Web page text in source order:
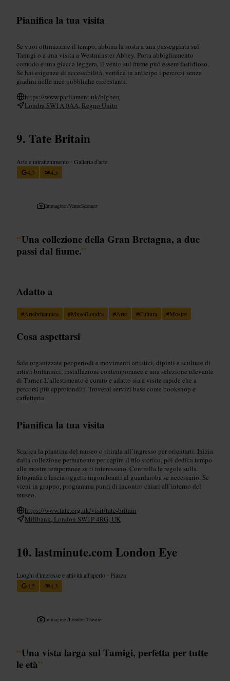
Pianifica la tua visita
Se vuoi ottimizzare il tempo, abbina la sosta a una passeggiata sul
Tamigi o a una visita a Westminster Abbey. Porta abbigliamento
comodo e una giacca leggera, il vento sul fiume può essere fastidioso.
Se hai esigenze di accessibilità, verifica in anticipo i percorsi senza
gradini nelle aree pubbliche circostanti.
https://www.parliament.uk/bigben
Londra SW1A 0AA, Regno Unito
Tate Britain
Arte e intrattenimento •Galleria d'arte
4,7
4,5
Immagine /VenueScanner
“Una collezione della Gran Bretagna, a due
passi dal fiume.”
Adatto a
#Artebritannica #MuseiLondra #Arte #Cultura #Mostre
Cosa aspettarsi
Sale organizzate per periodi e movimenti artistici, dipinti e sculture di
artisti britannici, installazioni contemporanee e una selezione rilevante
di Turner. L’allestimento è curato e adatto sia a visite rapide che a
percorsi più approfonditi. Troverai servizi base come bookshop e
caffetteria.
Pianifica la tua visita
Scarica la piantina del museo o ritirala all’ingresso per orientarti. Inizia
dalla collezione permanente per capire il filo storico, poi dedica tempo
alle mostre temporanee se ti interessano. Controlla le regole sulla
fotografia e lascia oggetti ingombranti al guardaroba se necessario. Se
vieni in gruppo, programma punti di incontro chiari all’interno del
museo.
https://www.tate.org.uk/visit/tate-britain
Millbank, London SW1P 4RG, UK
lastminute.com London Eye
Luoghi d'interesse e attività all'aperto • Piazza
4,5
4,3
Immagine /London Theatre
“Una vista larga sul Tamigi, perfetta per tutte
le età”